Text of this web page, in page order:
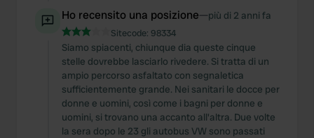
Ho recensito una posizione—più di 2 anni fa
Sitecode: 98334
Siamo spiacenti, chiunque dia queste cinque
stelle dovrebbe lasciarlo rivedere. Si tratta di un
ampio percorso asfaltato con segnaletica
sufficientemente grande. Nei sanitari le docce per
donne e uomini, così come i bagni per donne e
uomini, si trovano una accanto all'altra. Due volte
la sera dopo le 23 gli autobus VW sono passati